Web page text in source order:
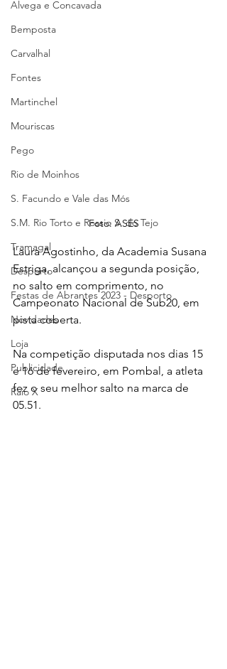
Alvega e Concavada
Bemposta
Carvalhal
Fontes
Martinchel
Mouriscas
Pego
Rio de Moinhos
S. Facundo e Vale das Mós
S.M. Rio Torto e Rossio S. do Tejo
Tramagal
Desporto
Festas de Abrantes 2023 - Desporto
Novidades
Loja
Publicidade
Raio X
Foto: ASES
Laura Agostinho, da Academia Susana
Estriga, alcançou a segunda posição,
no salto em comprimento, no
Campeonato Nacional de Sub20, em
pista coberta.
Na competição disputada nos dias 15
e 16 de fevereiro, em Pombal, a atleta
fez o seu melhor salto na marca de
05.51.